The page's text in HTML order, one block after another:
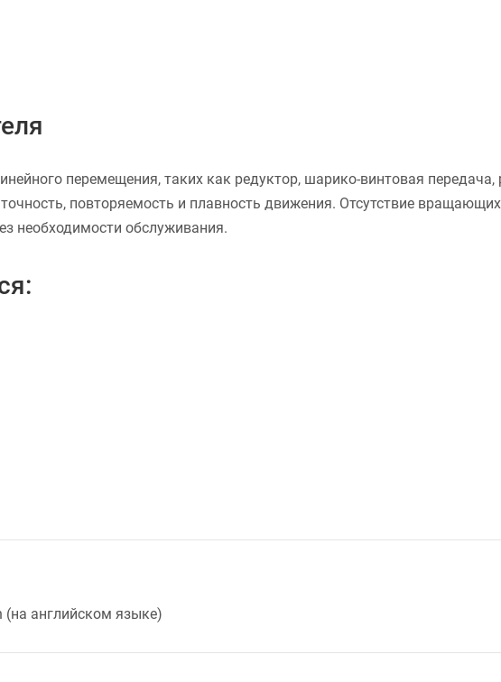
перемещения, таких как редуктор, шарико-винтовая
повторяемость и плавность движения. Отсутствие
необходимости обслуживания.
английском языке)